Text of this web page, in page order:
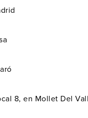
8, en Mollet Del